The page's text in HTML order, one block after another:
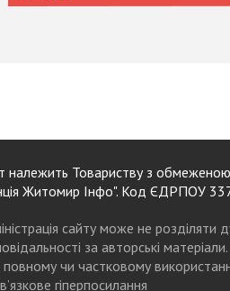
належить Товариству з обмеженою
Житомир Інфо". Код ЄДРПОУ
сайту може не розділяти
за авторські матеріали.
чи частковому
гіперпосилання